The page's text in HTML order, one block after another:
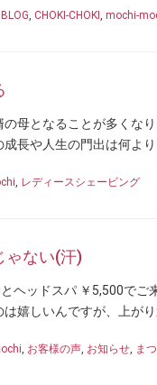
BLOG CHOKI-CHOKI mochi-
母となることが多くな
長や人生の門出は何よ
レディースシェービング
ゃない(汗)
ヘッドスパ ￥5,500で
嬉しいんですが、上が
お客様の声 お知らせ ま